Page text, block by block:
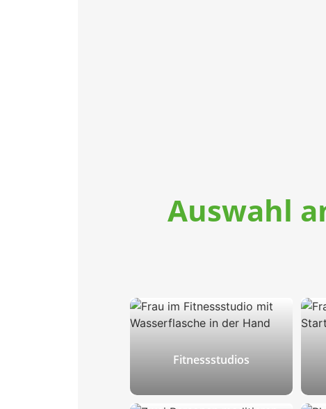
Auswahl
Fitnessstudios